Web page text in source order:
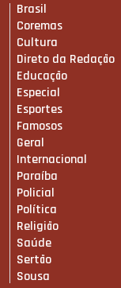
Brasil
Coremas
Cultura
Direto da Redação
Educação
Especial
Esportes
Famosos
Geral
Internacional
Paraíba
Policial
Política
Religião
Saúde
Sertão
Sousa